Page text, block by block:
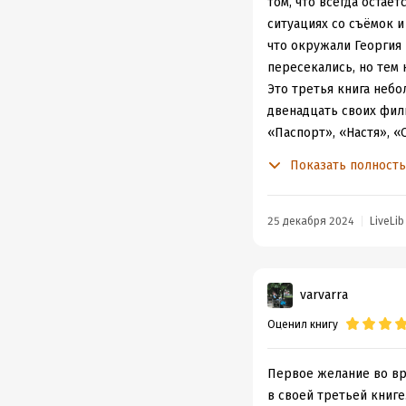
ситуациях со съёмок
что окружали
пересекались, но тем
Это третья книга
двенадцать своих
«Паспорт», «Настя»,
Но не будем о
на съёмки в
кинематографа
новое, но оно
Особая ценность
никогда бы не узнал,
Показать
25 декабря 2024 LiveLib
varvarra
Оценил книгу
Первое желание во
в своей третьей